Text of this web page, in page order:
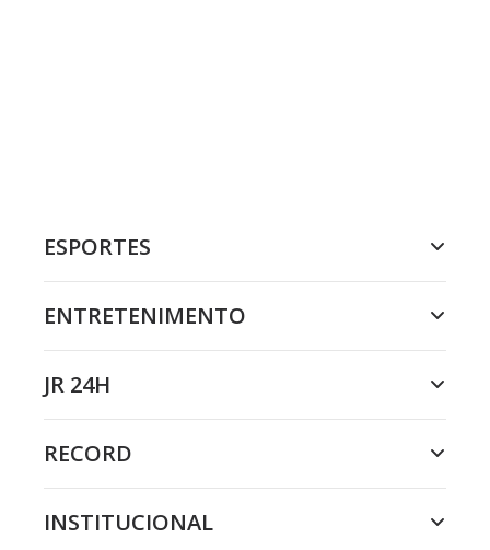
ESPORTES
ENTRETENIMENTO
JR 24H
RECORD
INSTITUCIONAL